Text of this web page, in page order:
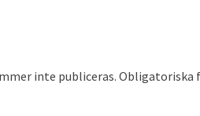
inte publiceras. Obligatoriska